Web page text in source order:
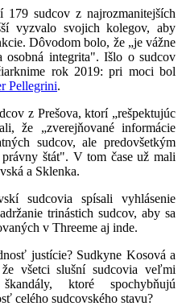
sudcov z najrozmanitejších
vyzvalo svojich kolegov, aby
Dôvodom bolo, že „je vážne
osobná integrita". Išlo o sudcov
rok 2019: pri moci bol
Pellegrini.
z Prešova, ktorí „rešpektujúc
že „zverejňované informácie
sudcov, ale predovšetkým
štát". V tom čase už mali
a Sklenka.
sudcovia spísali vyhlásenie
trinástich sudcov, aby sa
v Threeme aj inde.
justície? Sudkyne Kosová a
všetci slušní sudcovia veľmi
ktoré spochybňujú
celého sudcovského stavu?